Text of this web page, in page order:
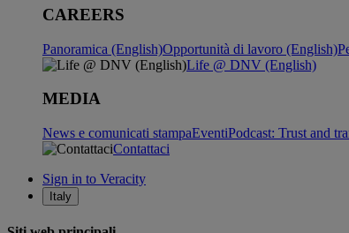
CAREERS
Panoramica (English)Opportunità di lavoro (English)
Life @ DNV (English)
MEDIA
News e comunicati stampaEventiPodcast: Trust and
Contattaci
Sign in to Veracity
Italy